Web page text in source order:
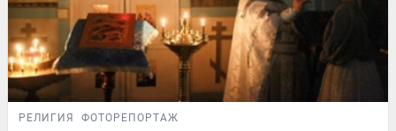
РЕЛИГИЯ ФОТОРЕПОРТАЖ